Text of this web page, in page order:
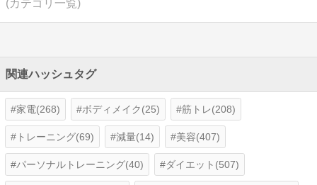
(カテゴリ一覧)
関連ハッシュタグ
家電(268) ボディメイク(25) 筋トレ(208)
トレーニング(69) 減量(14) 美容(407)
パーソナルトレーニング(40) ダイエット(507)